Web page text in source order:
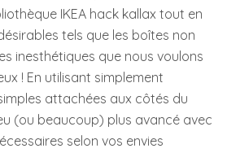
IKEA hack kallax tout en
tels que les boîtes non
inesthétiques que nous voulons
! En utilisant simplement
attachées aux côtés du
(ou beaucoup) plus avancé avec
selon vos envies